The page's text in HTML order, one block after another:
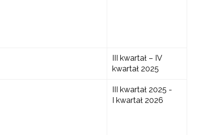
III kwartał – IV
kwartał 2025
III kwartał 2025 -
I kwartał 2026